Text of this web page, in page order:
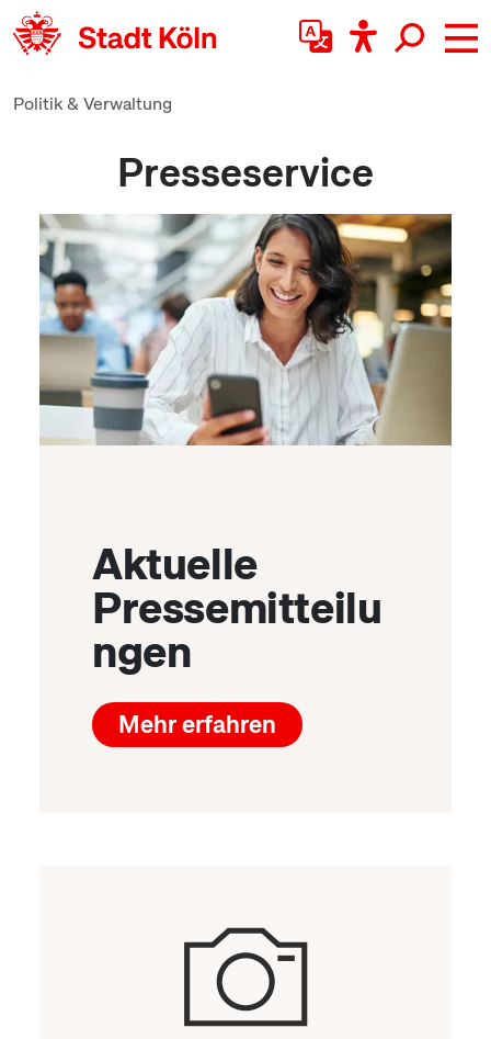
zum Inhalt springen
Politik & Verwaltung
Presseservice
Aktuelle
Pressemitteilu
ngen
Mehr erfahren